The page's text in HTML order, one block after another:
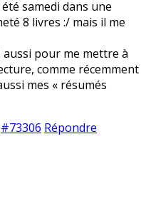
été samedi dans une
8 livres :/ mais il me
aussi pour me mettre à
comme récemment
mes « résumés
#73306 Répondre